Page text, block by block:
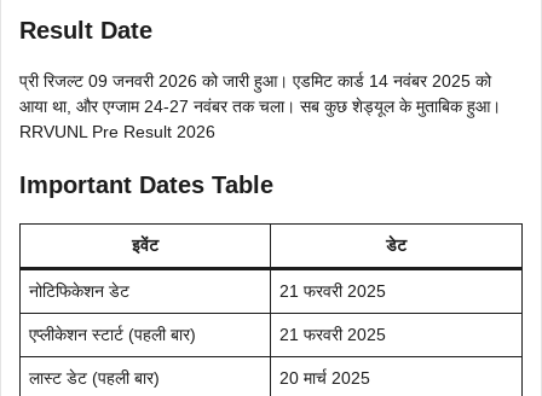
Result Date
प्री रिजल्ट 09 जनवरी 2026 को जारी हुआ। एडमिट कार्ड 14 नवंबर 2025 को
आया था, और एग्जाम 24-27 नवंबर तक चला। सब कुछ शेड्यूल के मुताबिक हुआ।
RRVUNL Pre Result 2026
Important Dates Table
इवेंट डेट
नोटिफिकेशन डेट 21 फरवरी 2025
एप्लीकेशन स्टार्ट (पहली बार) 21 फरवरी 2025
लास्ट डेट (पहली बार) 20 मार्च 2025